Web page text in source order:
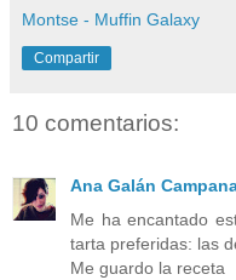
Montse - Muffin Galaxy
Compartir
10 comentarios:
Ana Galán
Me ha encantado
tarta preferidas: las
Me guardo la receta